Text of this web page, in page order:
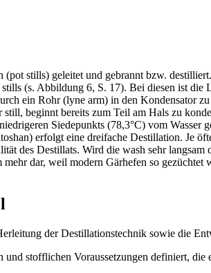
stills) geleitet und gebrannt bzw.
(s. Abbildung 6, S. 17). Bei diesen ist
ein Rohr (lyne arm) in den Kondensator
beginnt bereits zum Teil am Hals zu
Siedepunkts (78,3°C) vom
erfolgt eine dreifache Destillation. Je
des Destillats. Wird die wash sehr
dar, weil modern Gärhefen so
der Destillationstechnik sowie die
und stofflichen Voraussetzungen definiert,